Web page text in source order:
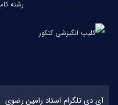
آی دی تلگرام استاد رامین رضوی